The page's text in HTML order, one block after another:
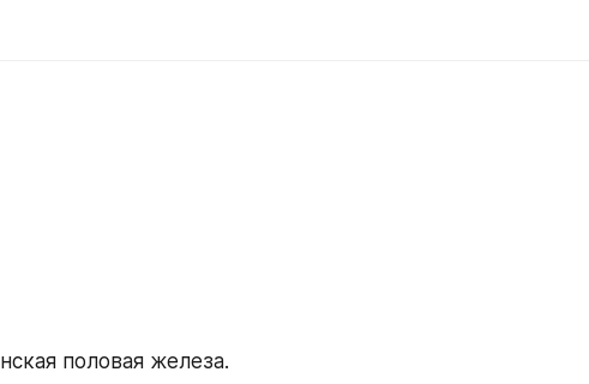
половая железа.